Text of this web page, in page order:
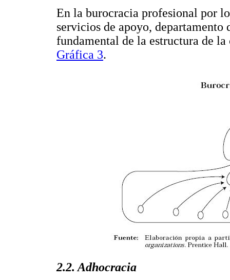
En la burocracia profesional por
servicios de apoyo, departamento
fundamental de la estructura de
Gráfica 3.
2.2. Adhocracia